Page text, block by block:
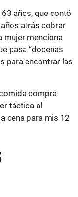
años, que contó
atrás cobrar
mujer menciona
pasa “docenas
para encontrar las
compra
táctica al
cena para mis 12